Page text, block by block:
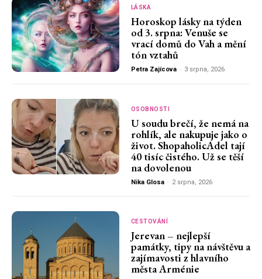
LÁSKA
Horoskop lásky na týden
od 3. srpna: Venuše se
vrací domů do Vah a mění
tón vztahů
Petra Zajícova - 3 srpna, 2026
OSOBNOSTI
U soudu brečí, že nemá na
rohlík, ale nakupuje jako o
život. ShopaholicAdel tají
40 tisíc čistého. Už se těší
na dovolenou
Nika Glosa - 2 srpna, 2026
CESTOVÁNÍ
Jerevan – nejlepší
památky, tipy na návštěvu a
zajímavosti z hlavního
města Arménie